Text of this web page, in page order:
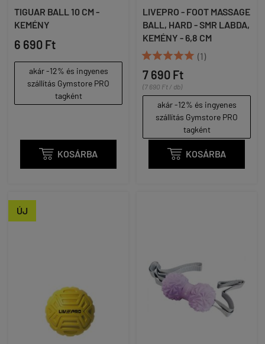
TIGUAR BALL 10 CM -
KEMÉNY
6 690 Ft
akár -12% és ingyenes
szállítás Gymstore PRO
tagként
 KOSÁRBA
LIVEPRO - FOOT MASSAGE
BALL, HARD - SMR LABDA,
KEMÉNY - 6,8 CM
 (1)
7 690 Ft
(7 690 Ft / db)
akár -12% és ingyenes
szállítás Gymstore PRO
tagként
 KOSÁRBA
ÚJ